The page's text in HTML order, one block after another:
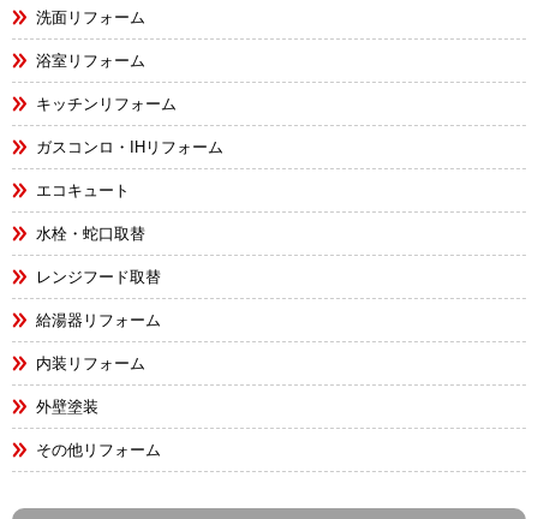
洗面リフォーム
浴室リフォーム
キッチンリフォーム
ガスコンロ・IHリフォーム
エコキュート
水栓・蛇口取替
レンジフード取替
給湯器リフォーム
内装リフォーム
外壁塗装
その他リフォーム